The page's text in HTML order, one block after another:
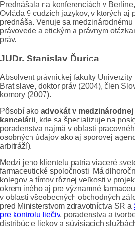
Prednášala na konferenciách v
Ovláda 9 cudzích jazykov, v ktorých aj
prednáša. Venuje sa
právovede a etickým a právnym
práv.
JUDr. Stanislav Ďurica
Absolvent právnickej fakulty Univerzity
Bratislave, doktor práv (2004), člen
komory (2007).
Pôsobí ako advokát v
kancelárii, kde sa špecializuje na
poradenstva najmä v oblasti
osobných údajov ako aj sporovej
arbitráží).
Medzi jeho klientelu patria viaceré
farmaceutické spoločnosti. Má
kolegov a tímov rôznej veľkosti v
okrem iného aj pre významné
v oblasti všeobecných obchodných
pred Ministerstvom zdravotníctva SR a
pre kontrolu liečiv, poradenstva a
distribúcie liekov a súvisiacich